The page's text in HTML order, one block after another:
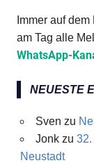
Immer auf
am Tag alle
WhatsApp-
NEUESTE
Sven zu
Jonkzu 32.
Neustadt